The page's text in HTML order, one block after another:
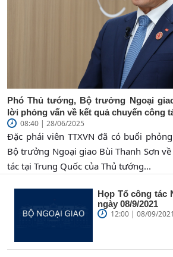
Phó Thủ tướng, Bộ trưởng Ngoại
lời phỏng vấn về kết quả chuyến công
08:40 | 28/06/2025
Đặc phái viên TTXVN đã có buổi
Bộ trưởng Ngoại giao Bùi Thanh Sơn
tác tại Trung Quốc của Thủ tướng...
Họp Tổ công tác
ngày 08/9/2021
12:00 | 08/09/2021